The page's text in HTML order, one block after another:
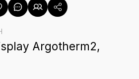
Argotherm2,